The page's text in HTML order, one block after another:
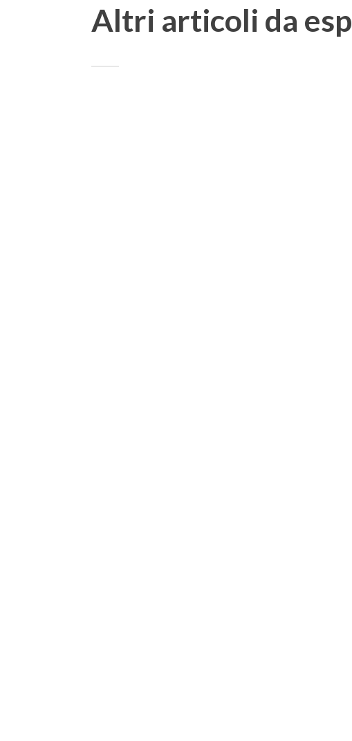
Altri articoli da